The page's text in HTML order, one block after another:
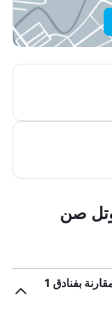
صن
هل الأسعار في هوتل صن هوليدايز قابلة للمقارنة بفنادق 1